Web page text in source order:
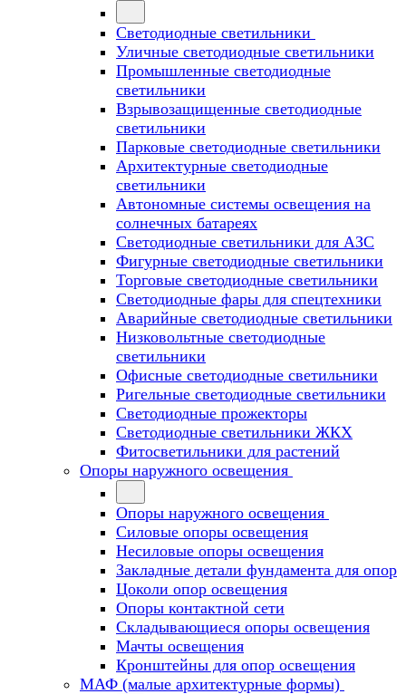
Светодиодные светильники
Уличные светодиодные светильники
Промышленные светодиодные
светильники
Взрывозащищенные светодиодные
светильники
Парковые светодиодные светильники
Архитектурные светодиодные
светильники
Автономные системы освещения на
солнечных батареях
Светодиодные светильники для АЗС
Фигурные светодиодные светильники
Торговые светодиодные светильники
Cветодиодные фары для спецтехники
Аварийные светодиодные светильники
Низковольтные светодиодные
светильники
Офисные светодиодные светильники
Ригельные светодиодные светильники
Светодиодные прожекторы
Светодиодные светильники ЖКХ
Фитосветильники для растений
Опоры наружного освещения
Опоры наружного освещения
Силовые опоры освещения
Несиловые опоры освещения
Закладные детали фундамента для опор
Цоколи опор освещения
Опоры контактной сети
Cкладывающиеся опоры освещения
Мачты освещения
Кронштейны для опор освещения
МАФ (малые архитектурные формы)